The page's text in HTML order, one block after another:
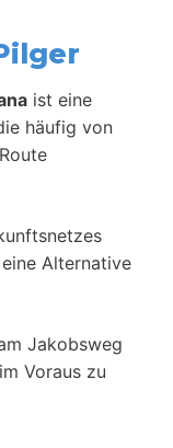
ist eine
häufig von
Alternative
Jakobsweg
Voraus zu